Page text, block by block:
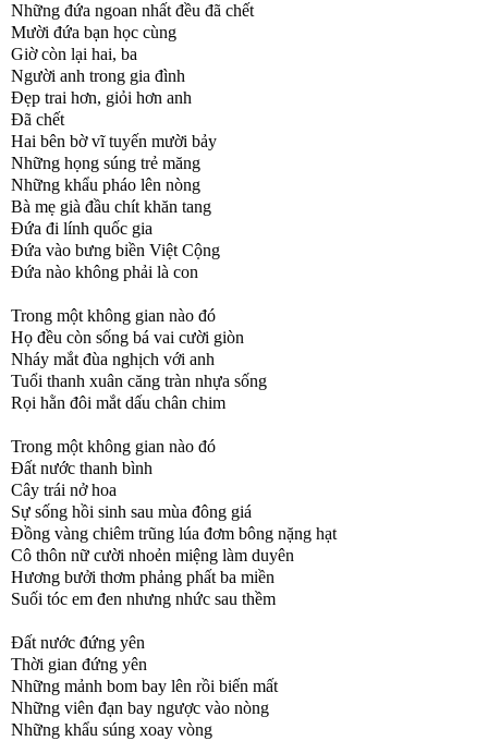
Những đứa ngoan nhất đều đã chết
Mười đứa bạn học cùng
Giờ còn lại hai, ba
Người anh trong gia đình
Đẹp trai hơn, giỏi hơn anh
Đã chết
Hai bên bờ vĩ tuyến mười bảy
Những họng súng trẻ măng
Những khẩu pháo lên nòng
Bà mẹ già đầu chít khăn tang
Đứa đi lính quốc gia
Đứa vào bưng biền Việt Cộng
Đứa nào không phải là con
Trong một không gian nào đó
Họ đều còn sống bá vai cười giòn
Nháy mắt đùa nghịch với anh
Tuổi thanh xuân căng tràn nhựa sống
Rọi hằn đôi mắt dấu chân chim
Trong một không gian nào đó
Đất nước thanh bình
Cây trái nở hoa
Sự sống hồi sinh sau mùa đông giá
Đồng vàng chiêm trũng lúa đơm bông nặng hạt
Cô thôn nữ cười nhoẻn miệng làm duyên
Hương bưởi thơm phảng phất ba miền
Suối tóc em đen nhưng nhức sau thềm
Đất nước đứng yên
Thời gian đứng yên
Những mảnh bom bay lên rồi biến mất
Những viên đạn bay ngược vào nòng
Những khẩu súng xoay vòng